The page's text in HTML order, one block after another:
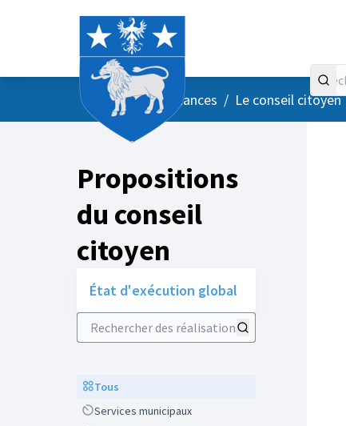
AccueilMenu principal
/ Vos instances / Le conseil citoyen
Propositions
du conseil
citoyen
État d'exécution global
Rechercher des réalisations
ScopeTous
ScopeServices municipaux